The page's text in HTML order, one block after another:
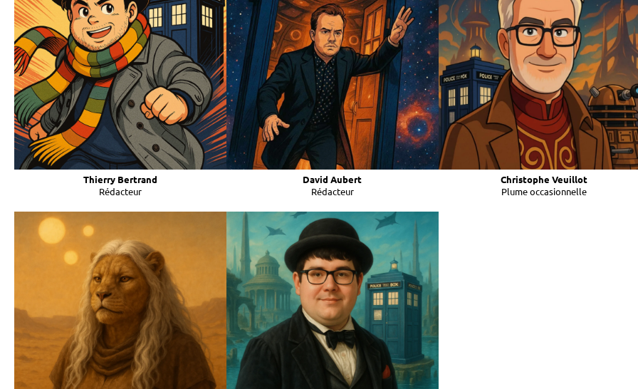
Thierry Bertrand
Rédacteur
David Aubert
Rédacteur
Christophe Veuillot
Plume occasionnelle